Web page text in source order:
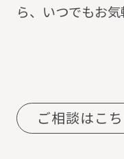
ら、いつでもお
ご相談はこち